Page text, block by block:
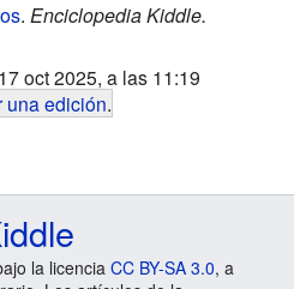
. Enciclopedia Kiddle.
oct 2025, a las 11:19
una edición.
la licencia CC BY-SA 3.0, a